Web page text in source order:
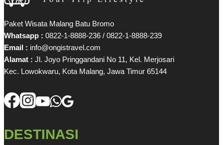
Paket Wisata Malang Batu Bromo
Whatsapp : 0822-1-8888-236 / 0822-1-8888-239
Email : info@ongistravel.com
Alamat : Jl. Joyo Pringgandani No 11, Kel. Merjosari
Kec. Lowokwaru, Kota Malang, Jawa Timur 65144
DESTINASI